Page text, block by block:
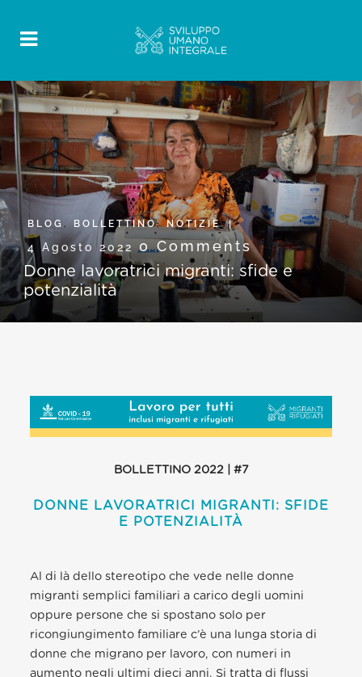
BLOG , BOLLETTINO,NOTIZIE
4 Agosto 2022 0 Comments
Donne lavoratrici migranti: sfide e
potenzialità
BOLLETTINO 2022 | #7
DONNE LAVORATRICI MIGRANTI: SFIDE
E POTENZIALITÀ
Al di là dello stereotipo che vede nelle donne
migranti semplici familiari a carico degli uomini
oppure persone che si spostano solo per
ricongiungimento familiare c’è una lunga storia di
donne che migrano per lavoro, con numeri in
aumento negli ultimi dieci anni. Si tratta di flussi